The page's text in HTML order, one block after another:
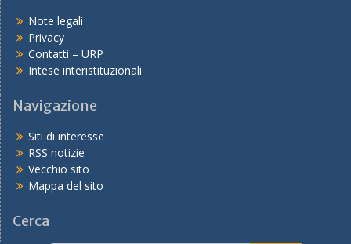
Note legali
Privacy
Contatti – URP
Intese interistituzionali
Navigazione
Siti di interesse
RSS notizie
Vecchio sito
Mappa del sito
Cerca